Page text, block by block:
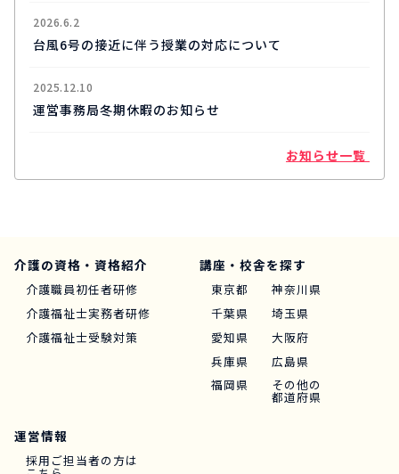
2026.6.2
台風6号の接近に伴う授業の対応について
2025.12.10
運営事務局冬期休暇のお知らせ
お知らせ一覧
介護の資格・資格紹介
介護職員初任者研修
介護福祉士実務者研修
介護福祉士受験対策
講座・校舎を探す
東京都
神奈川県
千葉県
埼玉県
愛知県
大阪府
兵庫県
広島県
福岡県
その他の
都道府県
運営情報
採用ご担当者の方は